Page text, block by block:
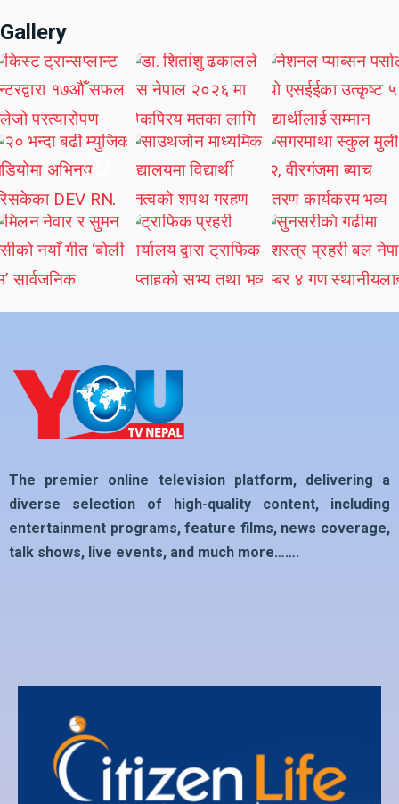
Gallery
The premier online television platform, delivering a
diverse selection of high-quality content, including
entertainment programs, feature films, news coverage,
talk shows, live events, and much more…….